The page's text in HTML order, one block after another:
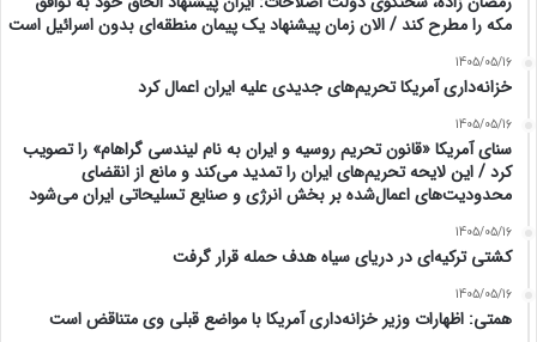
مکه را مطرح کند / الان زمان پیشنهاد یک پیمان منطقه‌ای بدون اسرائیل است
1405/05/16
خزانه‌داری آمریکا تحریم‌های جدیدی علیه ایران اعمال کرد
1405/05/16
سنای آمریکا «قانون تحریم روسیه و ایران به نام لیندسی گراهام» را تصویب
کرد / این لایحه تحریم‌های ایران را تمدید می‌کند و مانع از انقضای
محدودیت‌های اعمال‌شده بر بخش انرژی و صنایع تسلیحاتی ایران می‌شود
1405/05/16
کشتی ترکیه‌ای در دریای سیاه هدف حمله قرار گرفت
1405/05/16
همتی: اظهارات وزیر خزانه‌داری آمریکا با مواضع قبلی وی متناقض است